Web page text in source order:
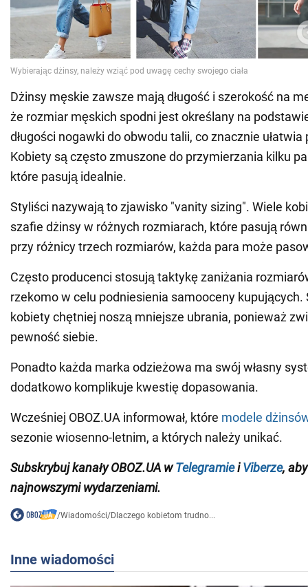
Dżinsy męskie zawsze mają długość i szerokość na
że rozmiar męskich spodni jest określany na
długości nogawki do obwodu talii, co znacznie
Kobiety są często zmuszone do przymierzania kilku
które pasują idealnie.
Styliści nazywają to zjawisko "vanity sizing". Wiele
szafie dżinsy w różnych rozmiarach, które pasują
przy różnicy trzech rozmiarów, każda para może
Często producenci stosują taktykę zaniżania
rzekomo w celu podniesienia samooceny kupujących.
kobiety chętniej noszą mniejsze ubrania, ponieważ
pewność siebie.
Ponadto każda marka odzieżowa ma swój własny
dodatkowo komplikuje kwestię dopasowania.
Wcześniej OBOZ.UA informował, które modele
sezonie wiosenno-letnim, a których należy unikać.
Subskrybuj kanały OBOZ.UA wTelegramieiViberze,
najnowszymi wydarzeniami.
/Wiadomości/Dlaczego kobietom trudno...
Inne wiadomości